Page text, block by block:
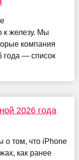
к железу. Мы
компания
года — список
2026 года
о том, что iPhone
как ранее